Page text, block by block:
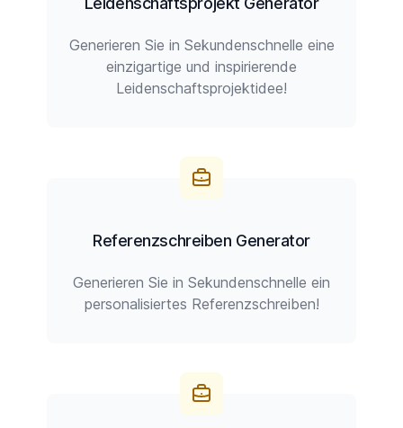
Generieren Sie in Sekundenschnelle eine
einzigartige und inspirierende
Leidenschaftsprojektidee!
Referenzschreiben Generator
Generieren Sie in Sekundenschnelle ein
personalisiertes Referenzschreiben!